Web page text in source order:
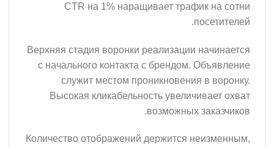
CTR на 1% наращивает трафик на сотни
посетителей.
Верхняя стадия воронки реализации начинается
с начального контакта с брендом. Объявление
служит местом проникновения в воронку.
Высокая кликабельность увеличивает охват
возможных заказчиков.
Количество отображений держится неизменным,